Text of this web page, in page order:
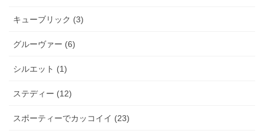
キューブリック (3)
グルーヴァー (6)
シルエット (1)
ステディー (12)
スポーティーでカッコイイ (23)